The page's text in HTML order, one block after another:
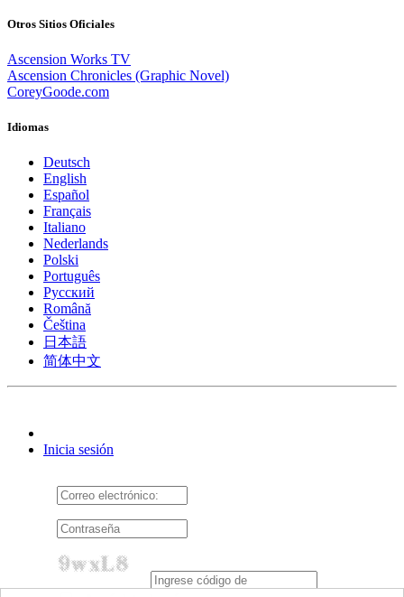
Otros Sitios Oficiales
Ascension Works TV
Ascension Chronicles (Graphic Novel)
CoreyGoode.com
Idiomas
Deutsch
English
Español
Français
Italiano
Nederlands
Polski
Português
Pусский
Română
Čeština
日本語
简体中文
Inicia sesión